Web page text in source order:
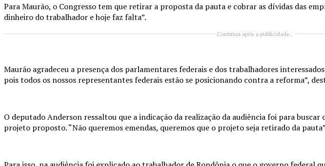
Para Maurão, o Congresso tem que retirar a proposta da pauta e cobrar as dívidas das
dinheiro do trabalhador e hoje faz falta”.
Continua após a publicidade..
Maurão agradeceu a presença dos parlamentares federais e dos trabalhadores
pois todos os nossos representantes federais estão se posicionando contra a reforma”,
O deputado Anderson ressaltou que a indicação da realização da audiência foi para buscar
projeto proposto. “Não queremos emendas, queremos que o projeto seja retirado da